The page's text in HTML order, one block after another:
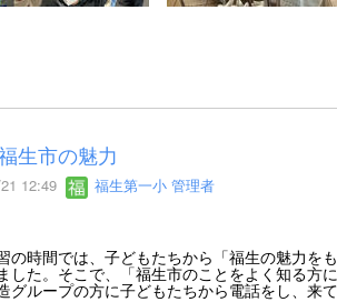
生市の魅力
12:49 福生第一小 管理者
の時間では、子どもたちから「福生の魅力を
した。そこで、「福生市のことをよく知る方
グループの方に子どもたちから電話をし、来